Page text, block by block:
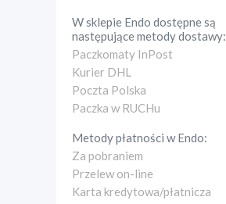
W sklepie Endo dostępne są
następujące metody dostawy:
Paczkomaty InPost
Kurier DHL
Poczta Polska
Paczka w RUCHu
Metody płatności wEndo:
Za pobraniem
Przelew on-line
Karta kredytowa/płatnicza